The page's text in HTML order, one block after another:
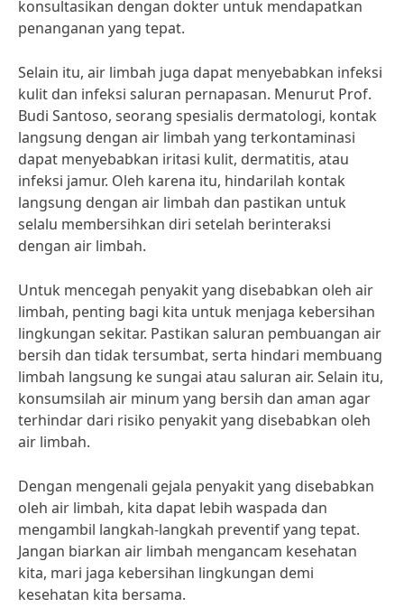
konsultasikan dengan dokter untuk mendapatkan
penanganan yang tepat.
Selain itu, air limbah juga dapat menyebabkan infeksi
kulit dan infeksi saluran pernapasan. Menurut Prof.
Budi Santoso, seorang spesialis dermatologi, kontak
langsung dengan air limbah yang terkontaminasi
dapat menyebabkan iritasi kulit, dermatitis, atau
infeksi jamur. Oleh karena itu, hindarilah kontak
langsung dengan air limbah dan pastikan untuk
selalu membersihkan diri setelah berinteraksi
dengan air limbah.
Untuk mencegah penyakit yang disebabkan oleh air
limbah, penting bagi kita untuk menjaga kebersihan
lingkungan sekitar. Pastikan saluran pembuangan air
bersih dan tidak tersumbat, serta hindari membuang
limbah langsung ke sungai atau saluran air. Selain itu,
konsumsilah air minum yang bersih dan aman agar
terhindar dari risiko penyakit yang disebabkan oleh
air limbah.
Dengan mengenali gejala penyakit yang disebabkan
oleh air limbah, kita dapat lebih waspada dan
mengambil langkah-langkah preventif yang tepat.
Jangan biarkan air limbah mengancam kesehatan
kita, mari jaga kebersihan lingkungan demi
kesehatan kita bersama.